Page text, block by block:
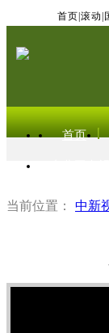
首页 滚动
首页
当前位置： 中新